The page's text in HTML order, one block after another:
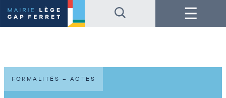
au
contenu
de
au
pied
de
Menu
FORMALITÉS – ACTES